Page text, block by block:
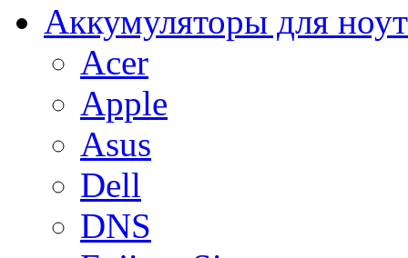
Аккумуляторы для
Acer
Apple
Asus
Dell
DNS